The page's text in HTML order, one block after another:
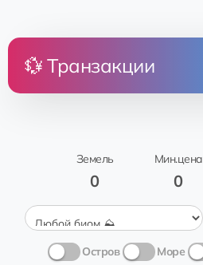
💱 Транзакции
Земель
0
Мин.цена
0
Остров Море